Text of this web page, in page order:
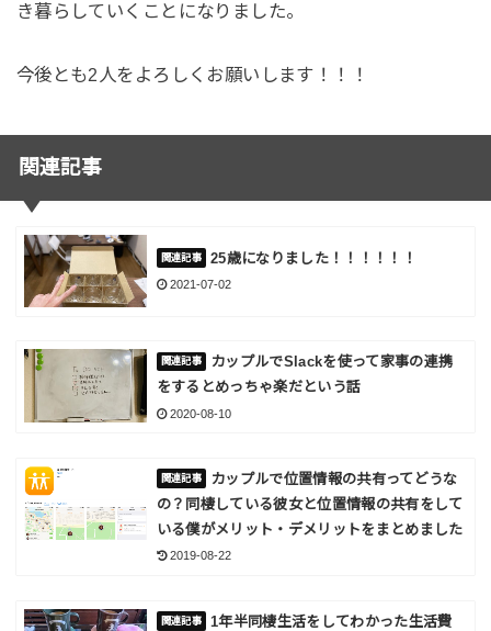
き暮らしていくことになりました。
今後とも2人をよろしくお願いします！！！
関連記事
25歳になりました！！！！！！
2021-07-02
カップルでSlackを使って家事の連携
をするとめっちゃ楽だという話
2020-08-10
カップルで位置情報の共有ってどうな
の？同棲している彼女と位置情報の共有をして
いる僕がメリット・デメリットをまとめました
2019-08-22
1年半同棲生活をしてわかった生活費